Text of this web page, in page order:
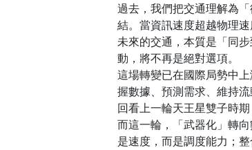
過去，我們把交通理解為
結。當資訊速度超越物理
未來的交通，本質是「同
動，將不再是絕對選項。
這場轉變已在國際局勢中
握數據、預測需求、維持流
回看上一輪天王星雙子時
而這一輪，「武器化」轉
是速度，而是調度能力；